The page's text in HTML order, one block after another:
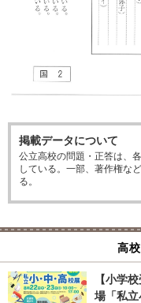
掲載データについて
公立高校の問題・正答は、
している。一部、著作権な
る。
高
【小学
場「私